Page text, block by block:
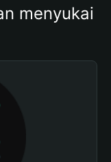
menyukai